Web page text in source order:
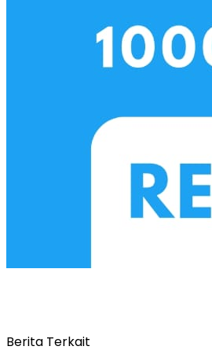
Berita Terkait